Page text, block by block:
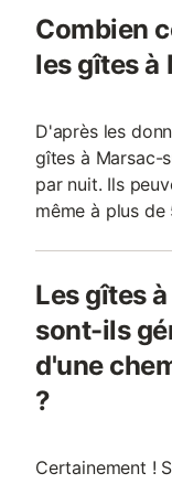
Combien
les gîtes à
D'après les
gîtes à Marsac-
par nuit. Ils
même à plus
Les gîtes
sont-ils
d'une
?
Certainement !